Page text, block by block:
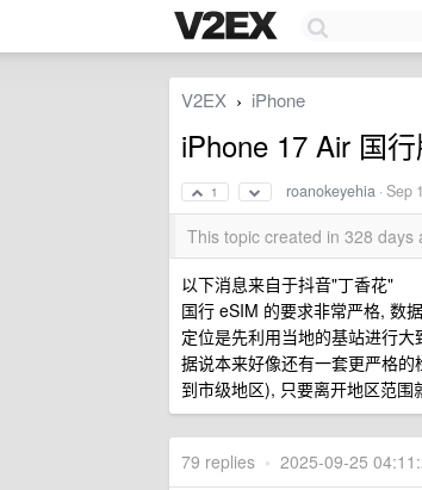
V2EX › iPhone
iPhone 17 Air 国
1 roanokeyehia ·Sep
This topic created in 328
以下消息来自于抖音"丁香花"
国行 eSIM 的要求非常严格, 数
定位是先利用当地的基站进行
据说本来好像还有一套更严格
到市级地区), 只要离开地区范围
79 replies • 2025-09-25